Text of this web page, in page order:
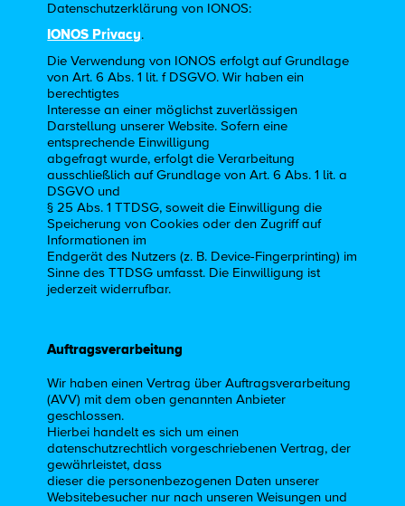
Datenschutzerklärung von IONOS:
IONOS Privacy.
Die Verwendung von IONOS erfolgt auf Grundlage
von Art. 6 Abs. 1 lit. f DSGVO. Wir haben ein
berechtigtes
Interesse an einer möglichst zuverlässigen
Darstellung unserer Website. Sofern eine
entsprechende Einwilligung
abgefragt wurde, erfolgt die Verarbeitung
ausschließlich auf Grundlage von Art. 6 Abs. 1 lit. a
DSGVO und
§ 25 Abs. 1 TTDSG, soweit die Einwilligung die
Speicherung von Cookies oder den Zugriff auf
Informationen im
Endgerät des Nutzers (z. B. Device-Fingerprinting) im
Sinne des TTDSG umfasst. Die Einwilligung ist
jederzeit widerrufbar.
Auftragsverarbeitung
Wir haben einen Vertrag über Auftragsverarbeitung
(AVV) mit dem oben genannten Anbieter
geschlossen.
Hierbei handelt es sich um einen
datenschutzrechtlich vorgeschriebenen Vertrag, der
gewährleistet, dass
dieser die personenbezogenen Daten unserer
Websitebesucher nur nach unseren Weisungen und